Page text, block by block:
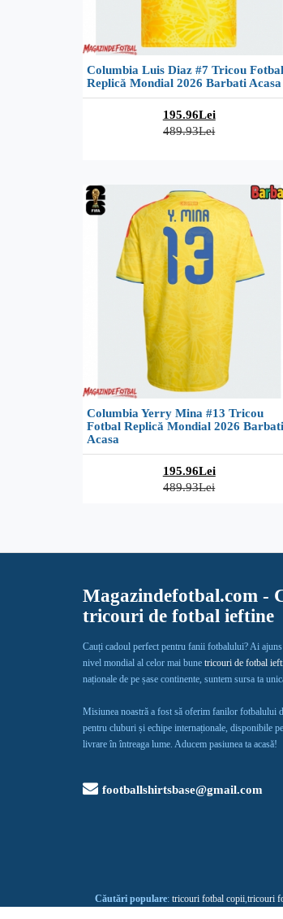
Columbia Luis Diaz #7 Tricou Fotbal
Replică Mondial 2026 Barbati Acasa
195.96Lei
489.93Lei
Columbia Yerry Mina #13 Tricou
Fotbal Replică Mondial 2026 Barbati
Acasa
195.96Lei
489.93Lei
Magazindefotbal.com -
tricouri de fotbal ieftine
Cauți cadoul perfect pentru fanii fotbalului? Ai
nivel mondial al celor mai bune tricouri de fotbal
naționale de pe șase continente, suntem sursa ta
Misiunea noastră a fost să oferim fanilor fotbalului
pentru cluburi și echipe internaționale, disponibile
livrare în întreaga lume. Aducem pasiunea ta acasă!
footballshirtsbase@gmail.com
Căutări populare: tricouri fotbal copii tricouri